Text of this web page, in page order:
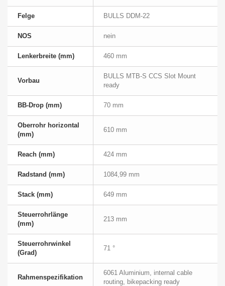
Felge BULLS DDM-22
NOS nein
Lenkerbreite (mm) 460 mm
Vorbau
BULLS MTB-S CCS Slot Mount
ready
BB-Drop (mm) 70 mm
Oberrohr horizontal
(mm)
610 mm
Reach (mm) 424 mm
Radstand (mm) 1084,99 mm
Stack (mm) 649 mm
Steuerrohrlänge
(mm)
213 mm
Steuerrohrwinkel
(Grad)
71 °
Rahmenspezifikation
6061 Aluminium, internal cable
routing, bikepacking ready